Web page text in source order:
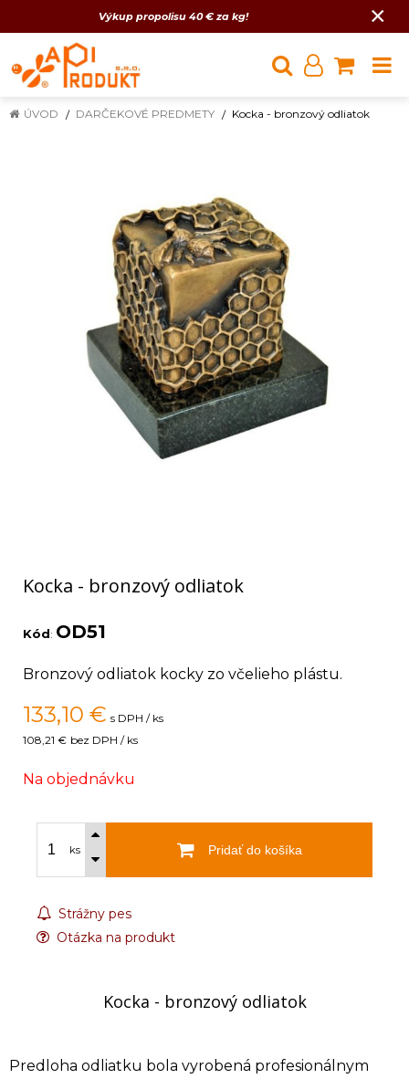
Výkup propolisu 40 € za kg! ×
ÚVOD DARČEKOVÉ PREDMETY Kocka - bronzový odliatok
Kocka - bronzový odliatok
Kód: OD51
Bronzový odliatok kocky zo včelieho plástu.
133,10 € s DPH / ks
108,21 € bez DPH / ks
Na objednávku
ks Pridať do košíka
Strážny pes
Otázka na produkt
Kocka - bronzový odliatok
Predloha odliatku bola vyrobená profesionálnym